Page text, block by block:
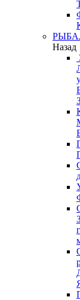
Назад